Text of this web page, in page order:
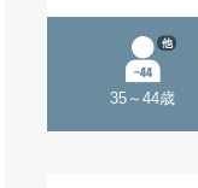
35～44歳
他